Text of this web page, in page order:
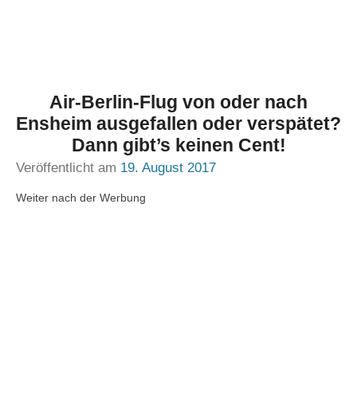
Air-Berlin-Flug von oder nach
Ensheim ausgefallen oder verspätet?
Dann gibt’s keinen Cent!
Veröffentlicht am 19. August 2017
Weiter nach der Werbung